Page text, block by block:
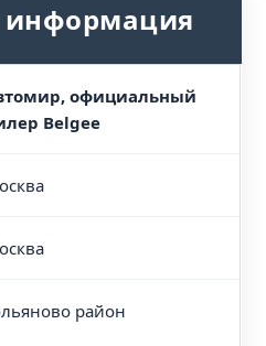
информация
официальный
Belgee
район